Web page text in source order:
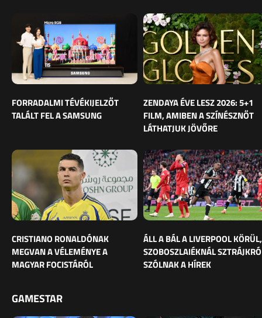
FORRADALMI TÉVÉKIJELZŐT
TALÁLT FEL A SAMSUNG
ZENDAYA ÉVE LESZ 2026: 5+1
FILM, AMIBEN A SZÍNÉSZNŐT
LÁTHATJUK JÖVŐRE
CRISTIANO RONALDÓNAK
MEGVAN A VÉLEMÉNYE A
MAGYAR FOCISTÁRÓL
ÁLL A BÁL A LIVERPOOL KÖRÜL,
SZOBOSZLAIÉKNÁL
SZÓLNAK A HÍREK
GAMESTAR